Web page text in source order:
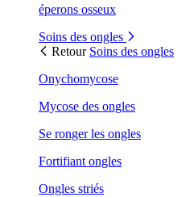
éperons osseux
Soins des ongles
Retour Soins des ongles
Onychomycose
Mycose des ongles
Se ronger les ongles
Fortifiant ongles
Ongles striés